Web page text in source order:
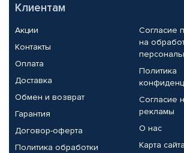
Клиентам
Акции
Контакты
Оплата
Доставка
Обмен и возврат
Гарантия
Договор-оферта
Политика обработки
Согласие
на
Политика
Согласие
рекламы
О нас
Карта сайта